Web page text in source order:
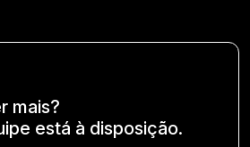
mais?
está à disposição.